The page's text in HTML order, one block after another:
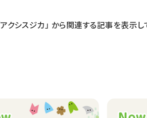
アクシスジカ」 から関連する記事を表示し